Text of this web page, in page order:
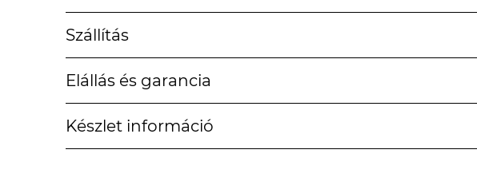
Szállítás
Elállás és garancia
Készlet információ